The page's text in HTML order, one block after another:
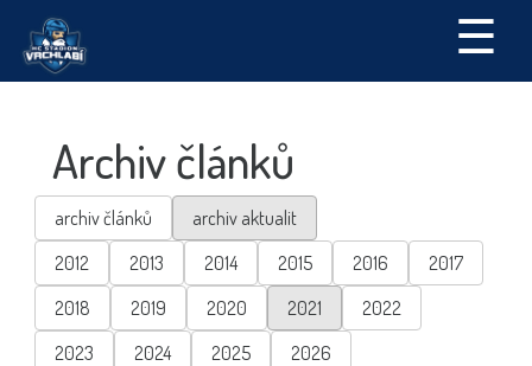
☰
Archiv článků
archiv článků
archiv aktualit
2012
2013 2014 2015 2016
2017
2018
2019 2020 2021
2022
2023
2024 2025
2026